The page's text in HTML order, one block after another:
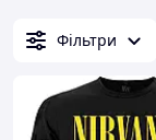
Фільтри